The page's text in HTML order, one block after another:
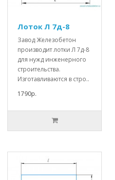
Лоток Л 7д-8
Завод Железобетон
производит лотки Л 7д-8
для нужд инженерного
строительства.
Изготавливаются в стро..
1790р.